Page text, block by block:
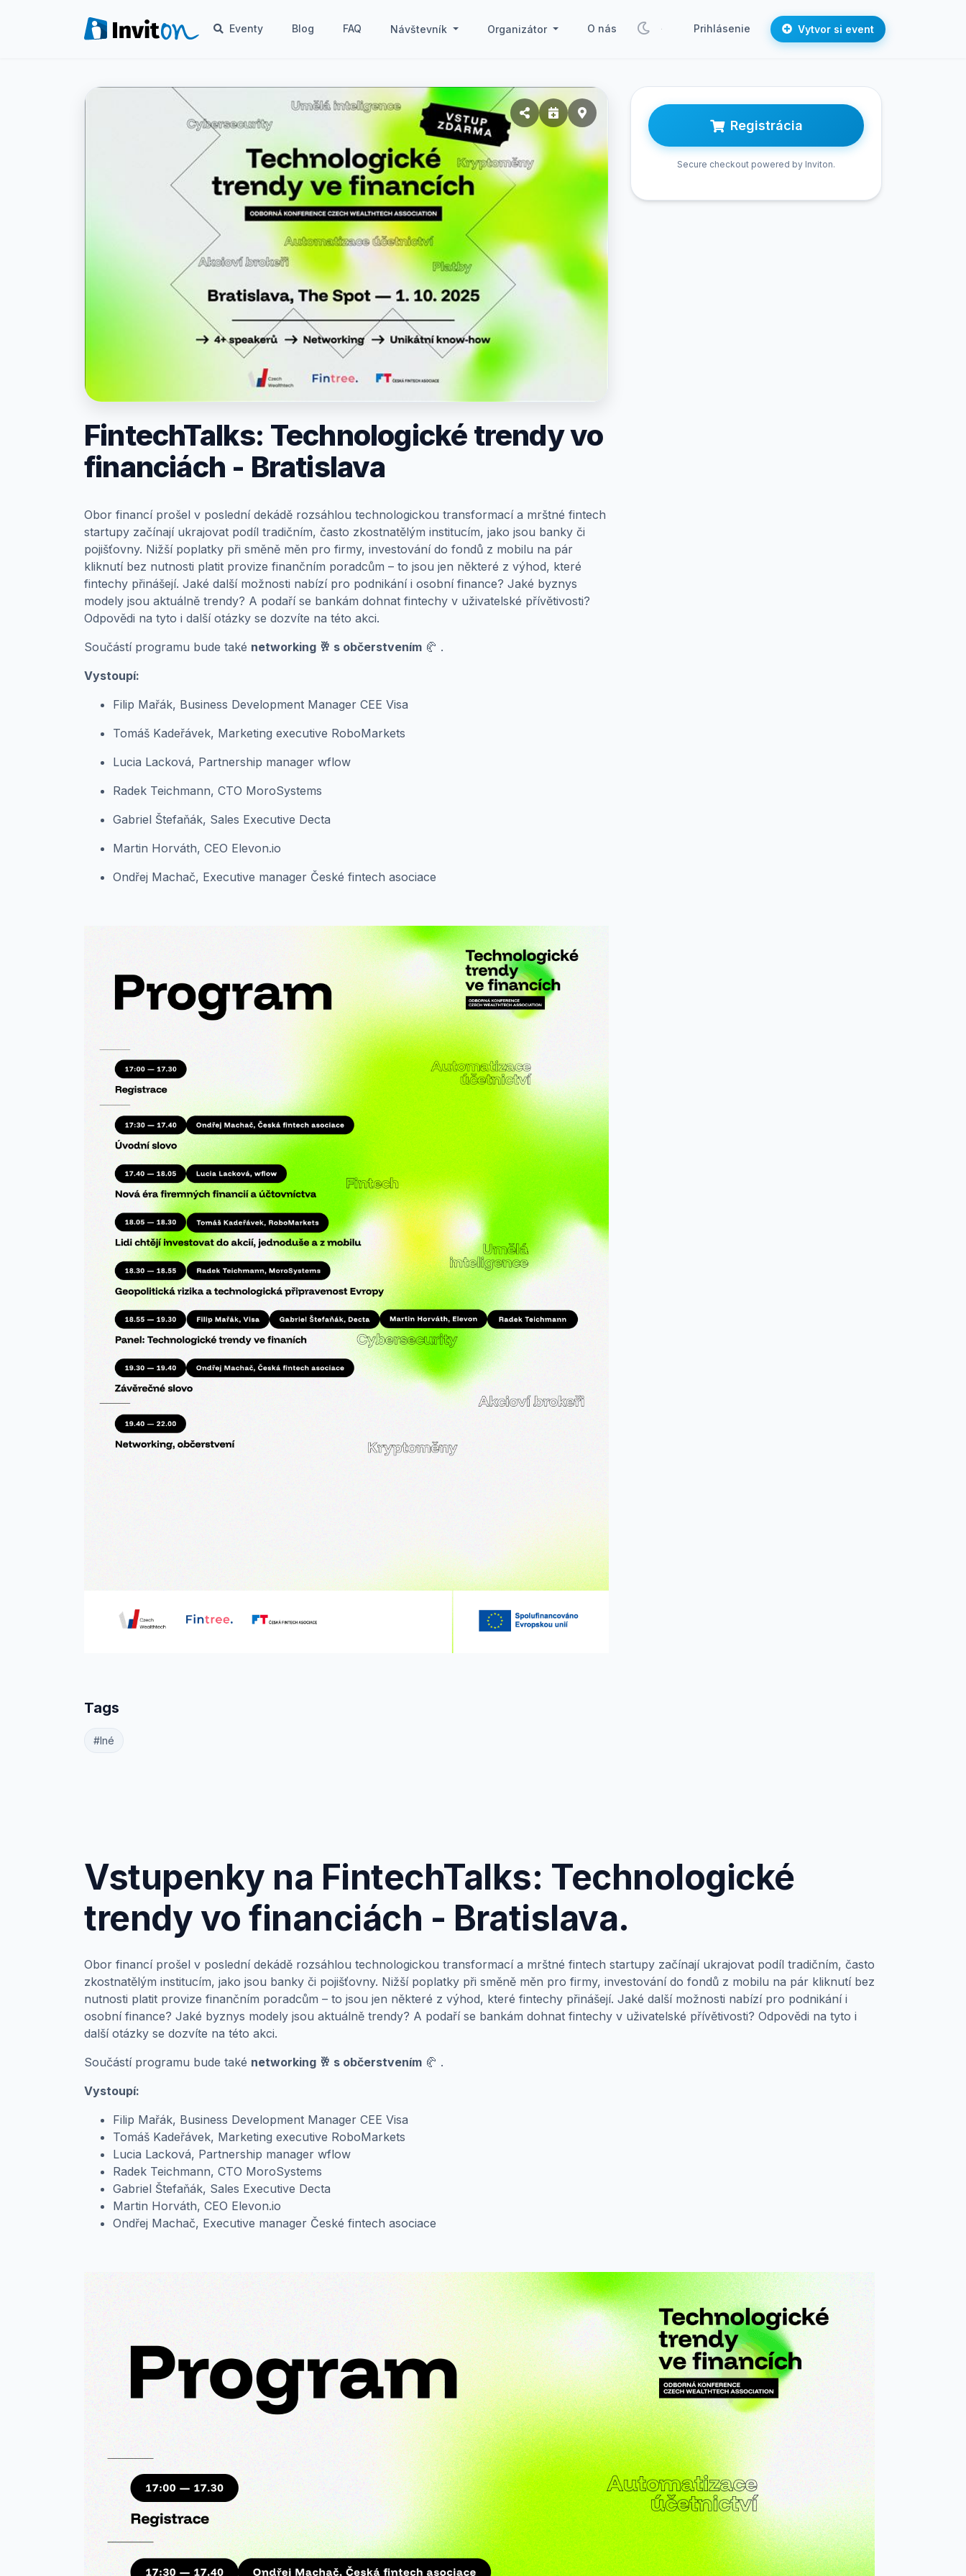
Eventy Blog FAQ Návštevník Organizátor O nás Prihlásenie Vytvor si event
Eventy
Moje vstupenky
Všeobecné podmienky
Prepnúť na tmavý režim
FintechTalks: Technologické trendy vo
financiách - Bratislava
Obor financí prošel v poslední dekádě rozsáhlou technologickou transformací a mrštné fintech
startupy začínají ukrajovat podíl tradičním, často zkostnatělým institucím, jako jsou banky či
pojišťovny. Nižší poplatky při směně měn pro firmy, investování do fondů z mobilu na pár
kliknutí bez nutnosti platit provize finančním poradcům – to jsou jen některé z výhod, které
fintechy přinášejí. Jaké další možnosti nabízí pro podnikání i osobní finance? Jaké byznys
modely jsou aktuálně trendy? A podaří se bankám dohnat fintechy v uživatelské přívětivosti?
Odpovědi na tyto i další otázky se dozvíte na této akci.
Součástí programu bude také networking 🥂 s občerstvením 🥐 .
Vystoupí:
Filip Mařák, Business Development Manager CEE Visa
Tomáš Kadeřávek, Marketing executive RoboMarkets
Lucia Lacková, Partnership manager wflow
Radek Teichmann, CTO MoroSystems
Gabriel Štefaňák, Sales Executive Decta
Martin Horváth, CEO Elevon.io
Ondřej Machač, Executive manager České fintech asociace
Tags
#Iné
Registrácia
Secure checkout powered by Inviton.
Vstupenky na FintechTalks: Technologické
trendy vo financiách - Bratislava.
Obor financí prošel v poslední dekádě rozsáhlou technologickou transformací a mrštné fintech startupy začínají ukrajovat podíl tradičním, často
zkostnatělým institucím, jako jsou banky či pojišťovny. Nižší poplatky při směně měn pro firmy, investování do fondů z mobilu na pár kliknutí bez
nutnosti platit provize finančním poradcům – to jsou jen některé z výhod, které fintechy přinášejí. Jaké další možnosti nabízí pro podnikání i
osobní finance? Jaké byznys modely jsou aktuálně trendy? A podaří se bankám dohnat fintechy v uživatelské přívětivosti? Odpovědi na tyto i
další otázky se dozvíte na této akci.
Součástí programu bude také networking 🥂 s občerstvením 🥐 .
Vystoupí:
Filip Mařák, Business Development Manager CEE Visa
Tomáš Kadeřávek, Marketing executive RoboMarkets
Lucia Lacková, Partnership manager wflow
Radek Teichmann, CTO MoroSystems
Gabriel Štefaňák, Sales Executive Decta
Martin Horváth, CEO Elevon.io
Ondřej Machač, Executive manager České fintech asociace